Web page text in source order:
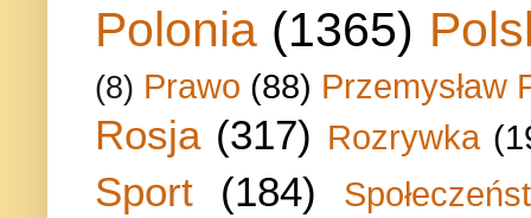
Polonia (1365)
(8) Prawo (88) Przemysław
Rosja (317) Rozrywka
Sport (184)